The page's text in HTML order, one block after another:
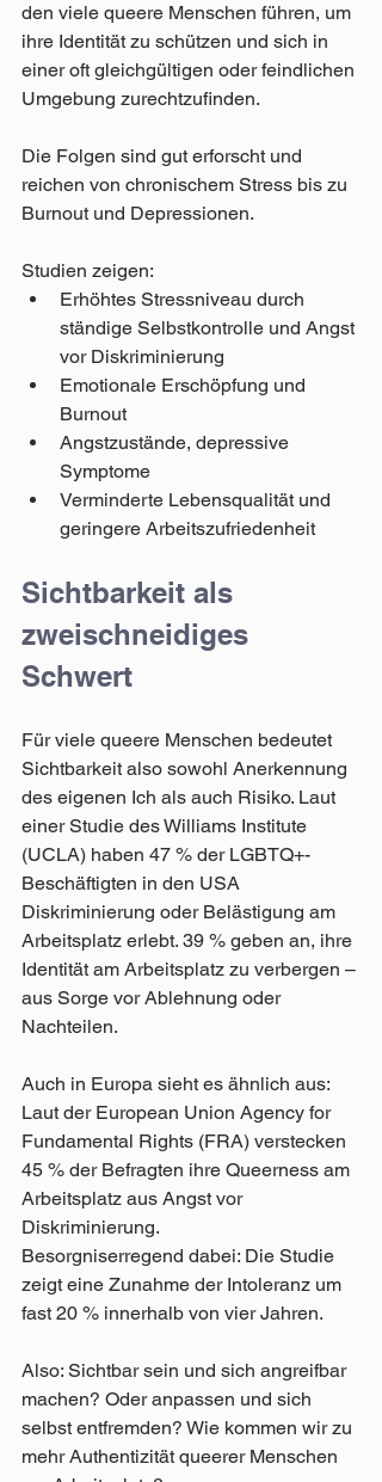
den viele queere Menschen führen, um
ihre Identität zu schützen und sich in
einer oft gleichgültigen oder feindlichen
Umgebung zurechtzufinden.
Die Folgen sind gut erforscht und
reichen von chronischem Stress bis zu
Burnout und Depressionen.
Studien zeigen:
Erhöhtes Stressniveau durch
ständige Selbstkontrolle und Angst
vor Diskriminierung
Emotionale Erschöpfung und
Burnout
Angstzustände, depressive
Symptome
Verminderte Lebensqualität und
geringere Arbeitszufriedenheit
Sichtbarkeit als
zweischneidiges
Schwert
Für viele queere Menschen bedeutet
Sichtbarkeit also sowohl Anerkennung
des eigenen Ich als auch Risiko. Laut
einer Studie des Williams Institute
(UCLA) haben 47 % der LGBTQ+-
Beschäftigten in den USA
Diskriminierung oder Belästigung am
Arbeitsplatz erlebt. 39 % geben an, ihre
Identität am Arbeitsplatz zu verbergen –
aus Sorge vor Ablehnung oder
Nachteilen.
Auch in Europa sieht es ähnlich aus:
Laut der European Union Agency for
Fundamental Rights (FRA) verstecken
45 % der Befragten ihre Queerness am
Arbeitsplatz aus Angst vor
Diskriminierung.
Besorgniserregend dabei: Die Studie
zeigt eine Zunahme der Intoleranz um
fast 20 % innerhalb von vier Jahren.
Also: Sichtbar sein und sich angreifbar
machen? Oder anpassen und sich
selbst entfremden? Wie kommen wir zu
mehr Authentizität queerer Menschen